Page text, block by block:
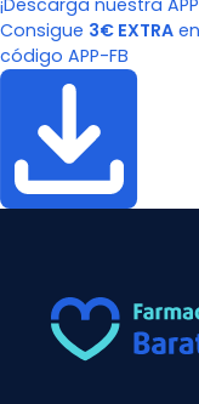
¡Descarga nuestra
Consigue 3€ EXTRA
código APP-FB